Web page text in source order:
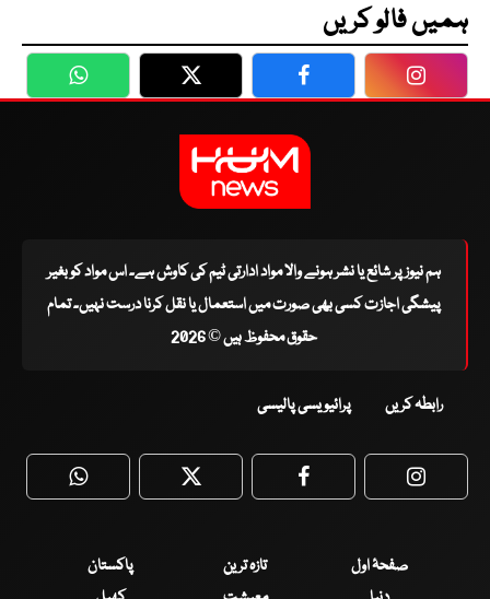
ہمیں فالو کریں
WhatsApp Twitter Facebook
ہم نیوز پر شائع یا نشر ہونے والا مواد ادارتی ٹیم کی کاوش ہے۔ اس مواد کو بغیر
پیشگی اجازت کسی بھی صورت میں استعمال یا نقل کرنا درست نہیں۔ تمام
حقوق محفوظ ہیں © 2026
رابطہ کریں پرائیویسی پالیسی
WhatsApp Twitter Facebook
صفحۂ اول تازہ ترین
پاکستان